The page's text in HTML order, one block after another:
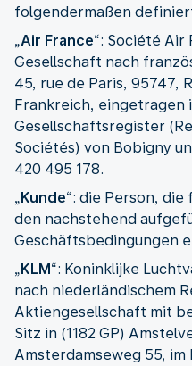
folgendermaßen
„Air France“: Société Air
Gesellschaft nach
45, rue de Paris, 95747,
Frankreich, eingetragen
Gesellschaftsregister
Sociétés) von Bobigny
420 495 178.
„Kunde“: die Person, die
den nachstehend
Geschäftsbedingungen
„KLM“: Koninklijke
nach niederländischem
Aktiengesellschaft mit
Sitz in (1182 GP)
Amsterdamseweg 55,